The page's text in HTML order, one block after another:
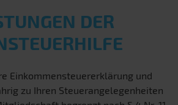
DER
Einkommensteuererklärung und
zu Ihren Steuerangelegenheiten